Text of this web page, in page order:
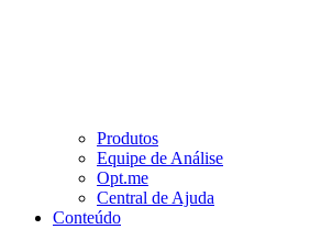
Produtos
Equipe de Análise
Opt.me
Central de Ajuda
Conteúdo